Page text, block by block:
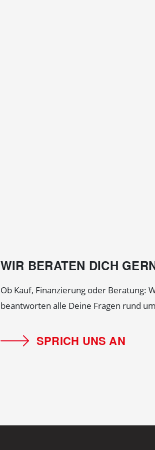
WIR BERATEN DICH
Ob Kauf, Finanzierung oder Beratung:
beantworten alle Deine Fragen rund
SPRICH UNS AN